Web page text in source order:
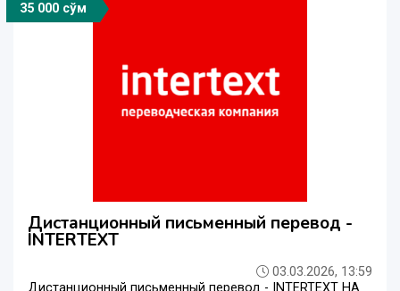
35 000 сўм
Дистанционный письменный перевод -
INTERTEXT
03.03.2026, 13:59